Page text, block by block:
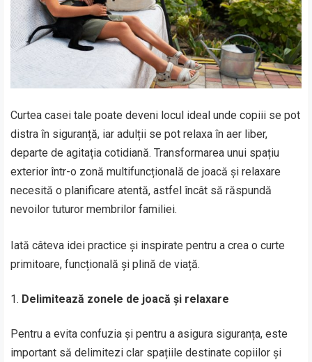
Curtea casei tale poate deveni locul ideal unde copiii se pot
distra în siguranță, iar adulții se pot relaxa în aer liber,
departe de agitația cotidiană. Transformarea unui spațiu
exterior într-o zonă multifuncțională de joacă și relaxare
necesită o planificare atentă, astfel încât să răspundă
nevoilor tuturor membrilor familiei.
Iată câteva idei practice și inspirate pentru a crea o curte
primitoare, funcțională și plină de viață.
Delimitează zonele de joacă și relaxare
Pentru a evita confuzia și pentru a asigura siguranța, este
important să delimitezi clar spațiile destinate copiilor și